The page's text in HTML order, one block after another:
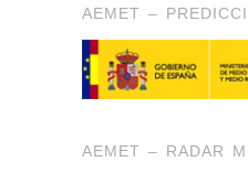
AEMET –
AEMET – RADAR